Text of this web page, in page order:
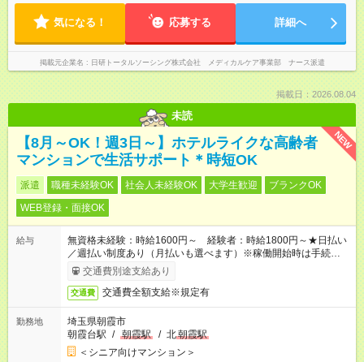
気になる！ 応募する 詳細へ
掲載元企業名 日研トータルソーシング株式会社 メディカルケア事業部 ナース派遣
掲載日：2026.08.04
未読
NEW
【8月～OK！週3日～】ホテルライクな高齢者
マンションで生活サポート＊時短OK
派遣 職種未経験OK 社会人未経験OK 大学生歓迎
ブランクOK
WEB登録・面接OK
給与
無資格未経験：時給1600円～ 経験者：時給1800円～★日払い
／週払い制度あり（月払いも選べます）※稼働開始時は手続き完
了次第のお支払いとなります。
交通費別途支給あり
交通費 交通費全額支給※規定有
勤務地
埼玉県朝霞市
朝霞台駅 / 朝霞駅 / 北朝霞駅
＜シニア向けマンション＞